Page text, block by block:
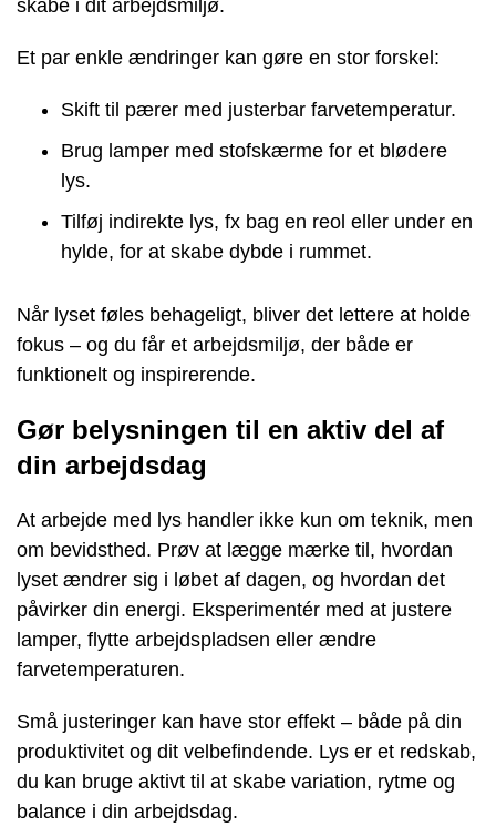
skabe i dit arbejdsmiljø.
Et par enkle ændringer kan gøre en stor forskel:
Skift til pærer med justerbar farvetemperatur.
Brug lamper med stofskærme for et blødere
lys.
Tilføj indirekte lys, fx bag en reol eller under en
hylde, for at skabe dybde i rummet.
Når lyset føles behageligt, bliver det lettere at holde
fokus – og du får et arbejdsmiljø, der både er
funktionelt og inspirerende.
Gør belysningen til en aktiv del af
din arbejdsdag
At arbejde med lys handler ikke kun om teknik, men
om bevidsthed. Prøv at lægge mærke til, hvordan
lyset ændrer sig i løbet af dagen, og hvordan det
påvirker din energi. Eksperimentér med at justere
lamper, flytte arbejdspladsen eller ændre
farvetemperaturen.
Små justeringer kan have stor effekt – både på din
produktivitet og dit velbefindende. Lys er et redskab,
du kan bruge aktivt til at skabe variation, rytme og
balance i din arbejdsdag.